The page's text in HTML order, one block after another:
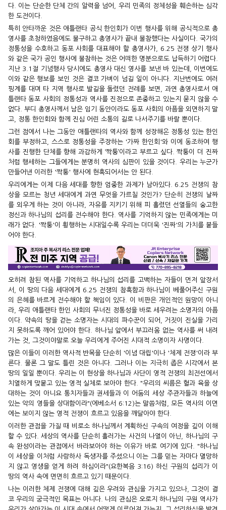
다. 이는 단순한 단체 간의 알력을 넘어, 우리 민족의 정체성을 훼손하는 심각
한 도전이다.
특히 안타까운 것은 애틀랜타 공식 한인회가 이번 행사를 위해 공식적으로 총
영사를 초청하였음에도 불구하고 총영사가 끝내 불참했다는 사실이다. 국가의
정통성을 수호하고 동포 사회를 대표해야 할 총영사가, 6.25 전쟁 상기 행사
와 같은 국가 공인 행사에 불참하는 것은 어떠한 명분으로도 납득하기 어렵다.
지난 3.1절 기념행사 당시에도 총영사 대신 영사를 보낸 바 있는데, 이번에도
이와 같은 행보를 보인 것은 결코 가벼이 넘길 일이 아니다. 지난번에도 여러
핑계를 대며 타 지역 행사로 발길을 돌렸던 전례를 보면, 과연 총영사로서 애
틀랜타 동포 사회의 정통성과 역사를 진정으로 존중하고 있는지 묻지 않을 수
없다. 부디 총영사께서 남은 임기 동안이라도 동포 사회의 아픔을 외면하지 말
고, 정통 한인회와 함께 진심 어린 소통의 길로 나서주기를 바랄 뿐이다.
그런 점에서 나는 그동안 애틀랜타의 역사와 함께 성장해온 정통성 있는 한인
회를 부정하고, 스스로 정통성을 주장하는 '가짜 한인회'와 이에 동조하여 행
사를 진행한 단체를 향해 과감하게 ‘짝퉁’이라고 부르고 싶다. 짝퉁이 더 진짜
처럼 행세하는 그들에게는 분명히 역사의 심판이 있을 것이다. 우리는 누군가
만들어낸 이러한 '짝퉁' 행사에 현혹되어서는 안 된다.
우리에게는 이제 다음 세대를 향한 엄중한 과제가 남아있다. 6.25 전쟁의 참
상을 모르는 청년 세대에게 과연 무엇을 가르칠 것인가? 단순히 전쟁의 날짜
를 외우게 하는 것이 아니라, 자유를 지키기 위해 피 흘렸던 선열들의 숭고한
정신과 하나님의 섭리를 전수해야 한다. 역사를 기억하지 않는 민족에게는 미
래가 없다. '짝퉁'이 횡행하는 시대일수록 우리는 더더욱 '진짜'의 가치를 붙들
어야 한다.
오히려 참된 역사를 기억하고 하나님의 섭리를 고백하는 자들이 먼저 앞장서
서, 이 땅의 다음 세대에게 6.25 전쟁의 참혹함과 하나님이 베풀어주신 구원
의 은혜를 바르게 전수해야 할 책임이 있다. 이 비판은 개인적인 원망이 아니
라, 우리 애틀랜타 한인 사회의 무너진 정통성을 바로 세우려는 소명자의 아픔
이다. 약속의 땅을 걷는 소명자는 시대의 파수꾼이 되어, 거짓이 진실을 가리
지 못하도록 깨어 있어야 한다. 하나님 앞에서 부끄러움 없는 역사를 써 내려
가는 것, 그것이야말로 오늘 우리에게 주어진 시대적 소명이자 사명이다.
많은 이들이 이러한 역사적 반목을 단순히 '이념 대립'이나 '체제 전쟁'이라 부
른다. 물론 그 말도 틀린 것은 아니다. 그러나 이는 지극히 좁은 시각에서 본
땅의 일일 뿐이다. 우리는 이 현상을 하나님과 사단이 영적 전쟁의 최전선에서
치열하게 맞붙고 있는 영적 실체로 보아야 한다. "우리의 씨름은 혈과 육을 상
대하는 것이 아니요 통치자들과 권세들과 이 어둠의 세상 주관자들과 하늘에
있는 악의 영들을 상대함이라"(에베소서 6:12)는 말씀처럼, 모든 역사의 이면
에는 보이지 않는 영적 전쟁이 흐르고 있음을 깨달아야 한다.
이러한 관점을 가질 때 비로소 하나님께서 계획하신 구속의 여정을 깊이 이해
할 수 있다. 세상의 역사를 단순히 흘러가는 사건의 나열이 아닌, 하나님의 구
속 완성이라는 관점에서 바라보아야 하는 이유가 바로 여기에 있다. "하나님
이 세상을 이처럼 사랑하사 독생자를 주셨으니 이는 그를 믿는 자마다 멸망하
지 않고 영생을 얻게 하려 하심이라"(요한복음 3:16) 하신 구원의 섭리가 이
땅의 역사 속에 면면히 흐르고 있기 때문이다.
나는 이러한 체제 전쟁에 대해 깊은 우려와 관심을 가지고 있으나, 그것이 결
코 우리의 궁극적인 목표는 아니다. 나의 관심은 오로지 하나님의 구원 역사가